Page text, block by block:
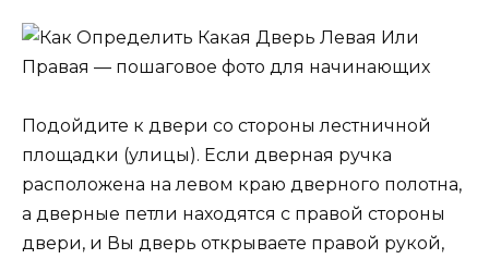
Подойдите к двери со стороны лестничной
площадки (улицы). Если дверная ручка
расположена на левом краю дверного полотна,
а дверные петли находятся с правой стороны
двери, и Вы дверь открываете правой рукой,